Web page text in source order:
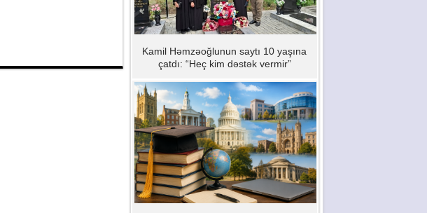
Kamil Həmzəoğlunun saytı 10 yaşına
çatdı: “Heç kim dəstək vermir”